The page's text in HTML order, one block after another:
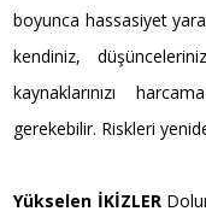
boyunca hassasiyet
kendiniz,
kaynaklarınızı
gerekebilir. Riskleri
Yükselen İKİZLER